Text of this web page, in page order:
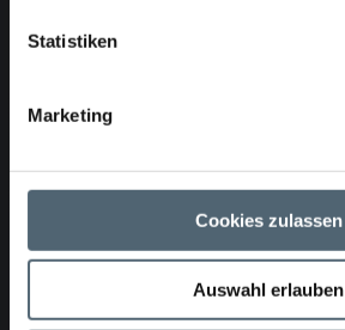
Statistiken
Marketing
Cookies zulassen
Auswahl erlauben
ArtikelNr.: 1024350/1030002